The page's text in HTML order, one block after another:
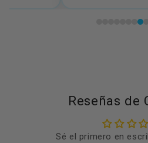
Reseñas de
Sé el primero en